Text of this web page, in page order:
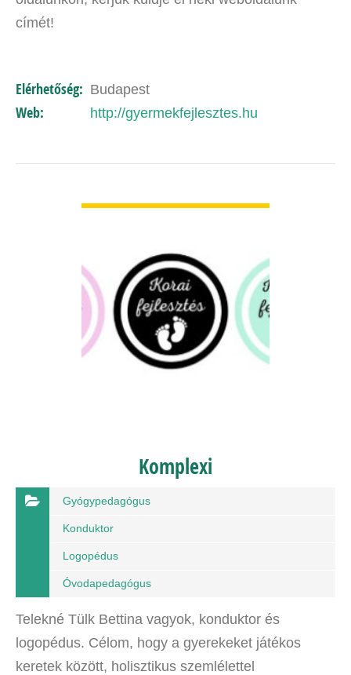
címét!
Elérhetőség: Budapest
Web: http://gyermekfejlesztes.hu
Komplexi
Gyógypedagógus
Konduktor
Logopédus
Óvodapedagógus
Telekné Tülk Bettina vagyok, konduktor és
logopédus. Célom, hogy a gyerekeket játékos
keretek között, holisztikus szemlélettel